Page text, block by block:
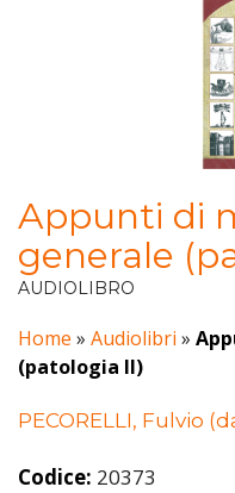
Appunti di
generale
AUDIOLIBRO
Home » Audiolibri »
(patologia II)
PECORELLI, Fulvio
Codice: 20373